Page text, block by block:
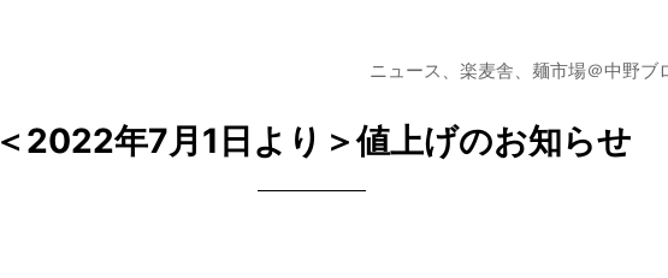
ニュース、楽麦舎、麺市場＠中野
＜2022年7月1日より＞値上げのお知らせ